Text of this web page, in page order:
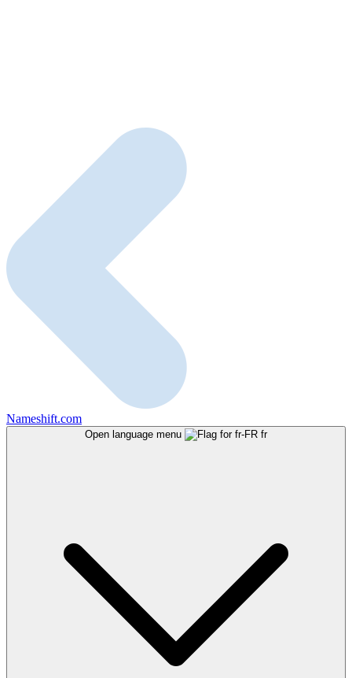
Nameshift.com
Open language menu fr